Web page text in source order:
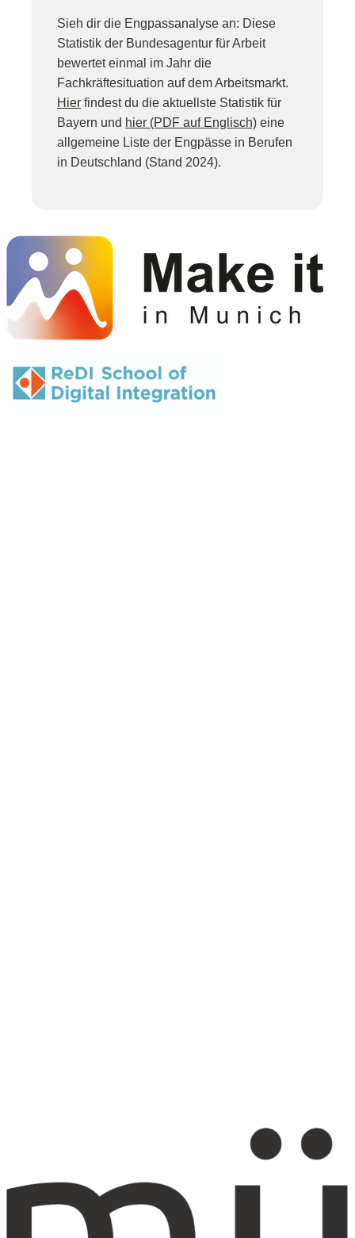
Sieh dir die Engpassanalyse an: Diese
Statistik der Bundesagentur für Arbeit
bewertet einmal im Jahr die
Fachkräftesituation auf dem Arbeitsmarkt.
Hier findest du die aktuellste Statistik für
Bayern und hier (PDF auf Englisch) eine
allgemeine Liste der Engpässe in Berufen
in Deutschland (Stand 2024).